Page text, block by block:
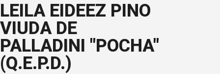
LEILA EIDEEZ PINO
VIUDA DE
PALLADINI "POCHA"
(Q.E.P.D.)